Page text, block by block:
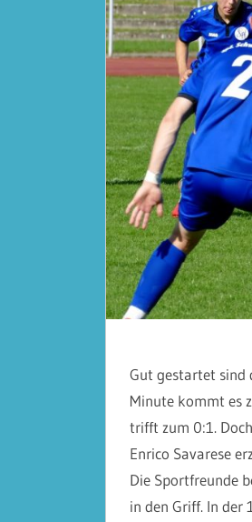
Gut gestartet sind
Minute kommt es
trifft zum 0:1.
Enrico Savarese
Die Sportfreunde
in den Griff. In der